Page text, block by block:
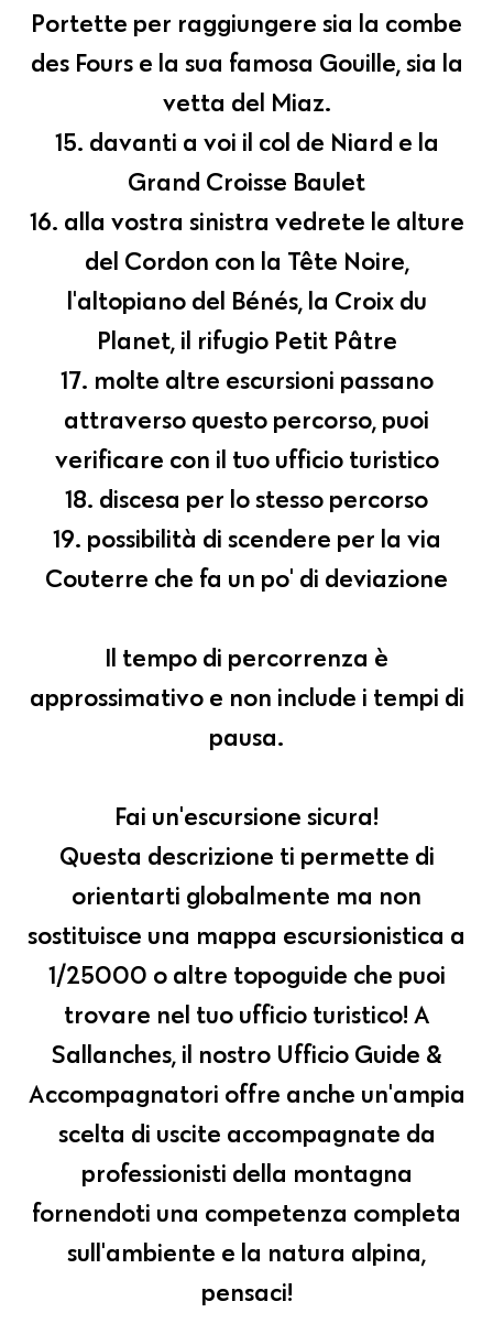
Portette per raggiungere sia la combe
des Fours e la sua famosa Gouille, sia la
vetta del Miaz.
15. davanti a voi il col de Niard e la
Grand Croisse Baulet
16. alla vostra sinistra vedrete le alture
del Cordon con la Tête Noire,
l'altopiano del Bénés, la Croix du
Planet, il rifugio Petit Pâtre
17. molte altre escursioni passano
attraverso questo percorso, puoi
verificare con il tuo ufficio turistico
18. discesa per lo stesso percorso
19. possibilità di scendere per la via
Couterre che fa un po' di deviazione
Il tempo di percorrenza è
approssimativo e non include i tempi di
pausa.
Fai un'escursione sicura!
Questa descrizione ti permette di
orientarti globalmente ma non
sostituisce una mappa escursionistica a
1/25000 o altre topoguide che puoi
trovare nel tuo ufficio turistico! A
Sallanches, il nostro Ufficio Guide &
Accompagnatori offre anche un'ampia
scelta di uscite accompagnate da
professionisti della montagna
fornendoti una competenza completa
sull'ambiente e la natura alpina,
pensaci!